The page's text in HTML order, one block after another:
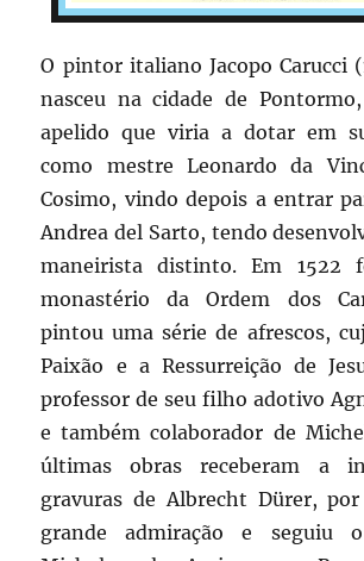
O pintor italiano Jacopo Carucci
nasceu na cidade de
apelido que viria a dotar em
como mestre Leonardo da
Cosimo, vindo depois a entrar
Andrea del Sarto, tendo
maneirista distinto. Em 1522
monastério da Ordem dos
pintou uma série de afrescos,
Paixão e a Ressurreição de
professor de seu filho adotivo
e também colaborador de
últimas obras receberam a
gravuras de Albrecht Dürer,
grande admiração e seguiu